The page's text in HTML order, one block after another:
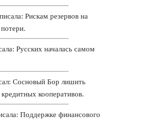
писала: Рискам резервов на
Русских началась самом
Сосновый Бор лишить
кооперативов.
Поддержке финансового